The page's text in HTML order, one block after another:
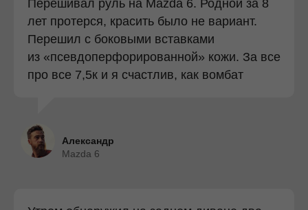
Перешивал руль на Mazda 6. Родной за 8
лет протерся, красить было не вариант.
Перешил с боковыми вставками
из «псевдоперфорированной» кожи. За все
про все 7,5к и я счастлив, как вомбат
Александр
Mazda 6